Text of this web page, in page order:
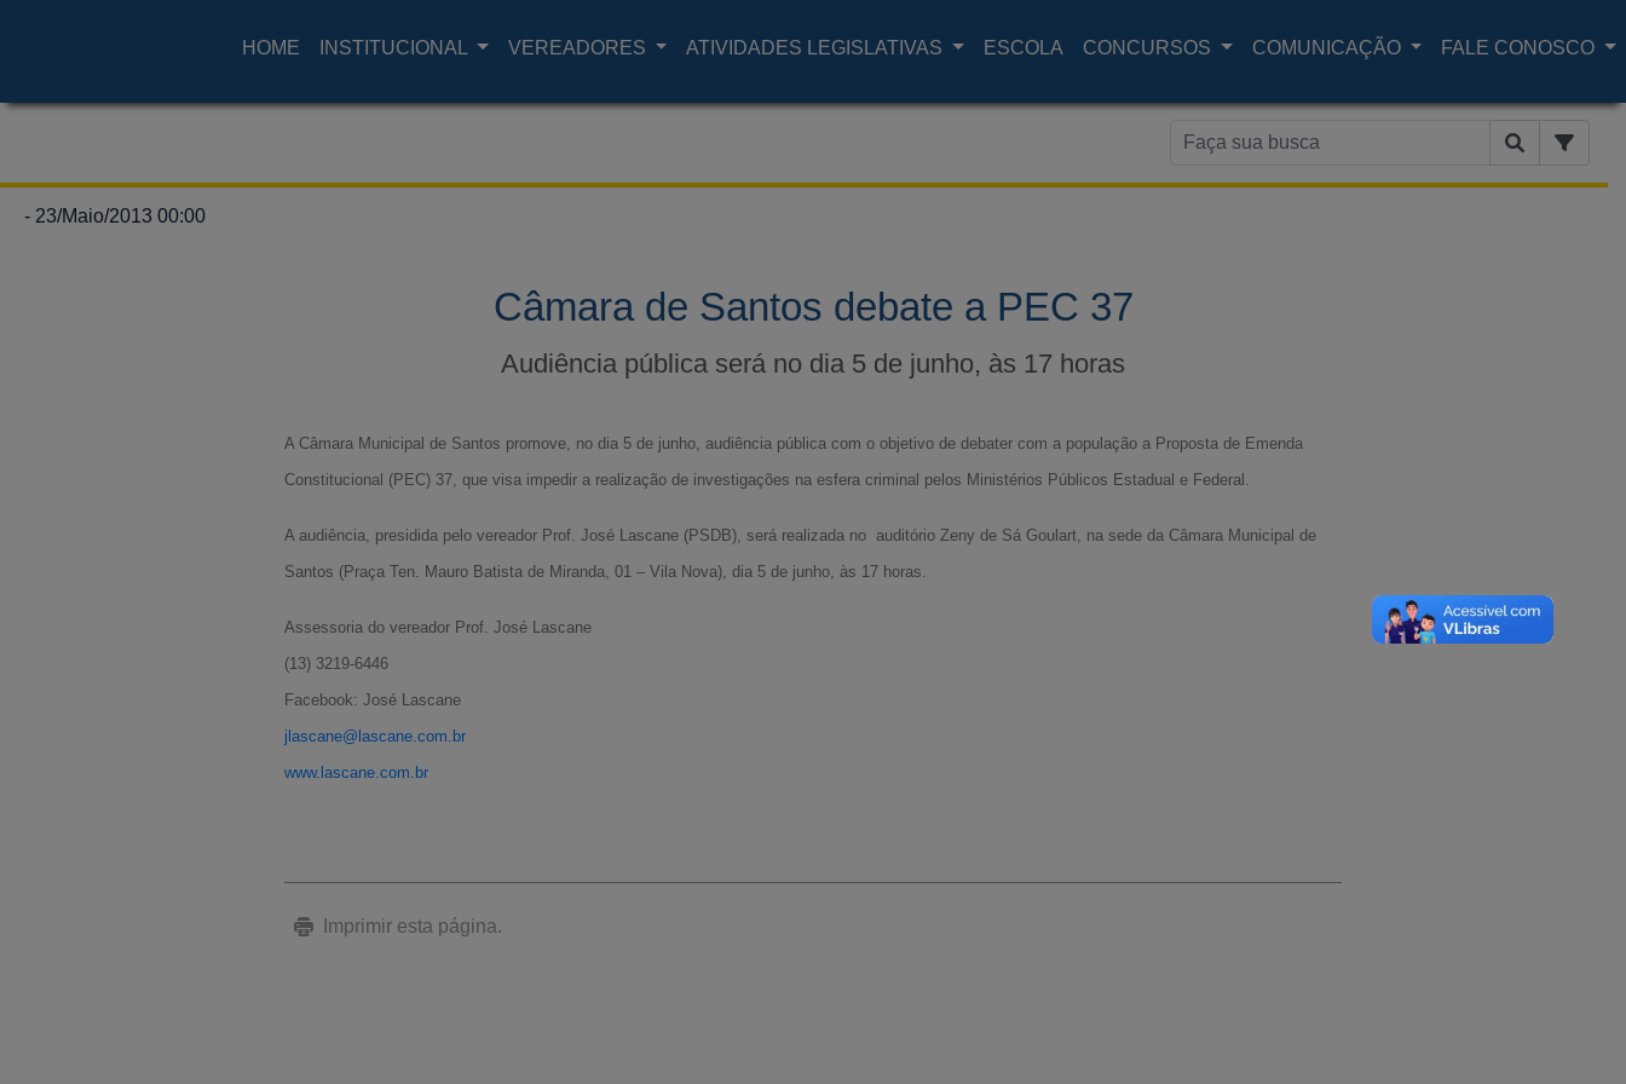
HOME INSTITUCIONAL VEREADORES ATIVIDADES LEGISLATIVAS ESCOLA CONCURSOS COMUNICAÇÃO FALE CONOSCO
- 23/Maio/2013 00:00
Câmara de Santos debate a PEC 37
Audiência pública será no dia 5 de junho, às 17 horas
A Câmara Municipal de Santos promove, no dia 5 de junho, audiência pública com o objetivo de debater com a população a Proposta de Emenda
Constitucional (PEC) 37, que visa impedir a realização de investigações na esfera criminal pelos Ministérios Públicos Estadual e Federal.
A audiência, presidida pelo vereador Prof. José Lascane (PSDB), será realizada no auditório Zeny de Sá Goulart, na sede da Câmara Municipal de
Santos (Praça Ten. Mauro Batista de Miranda, 01 – Vila Nova), dia 5 de junho, às 17 horas.
Assessoria do vereador Prof. José Lascane
(13) 3219-6446
Facebook: José Lascane
jlascane@lascane.com.br
www.lascane.com.br
Imprimir esta página.